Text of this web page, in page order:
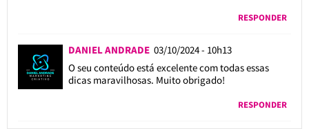
RESPONDER
DANIEL ANDRADE 03/10/2024 - 10h13
O seu conteúdo está excelente com todas essas
dicas maravilhosas. Muito obrigado!
RESPONDER